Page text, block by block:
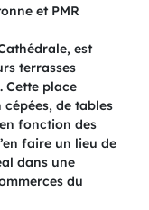
et PMR
est
terrasses
Cette place
de tables
fonction des
faire un lieu de
dans une
du